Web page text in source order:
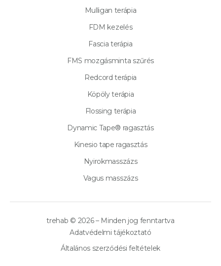
Mulligan terápia
FDM kezelés
Fascia terápia
FMS mozgásminta szűrés
Redcord terápia
Köpöly terápia
Flossing terápia
Dynamic Tape® ragasztás
Kinesio tape ragasztás
Nyirokmasszázs
Vagus masszázs
trehab © 2026 – Minden jog fenntartva
Adatvédelmi tájékoztató
Általános szerződési feltételek